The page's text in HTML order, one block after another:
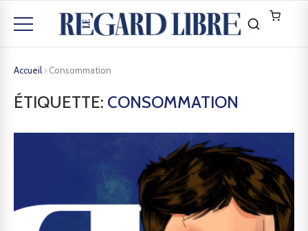
Accueil › Consommation
ÉTIQUETTE: CONSOMMATION